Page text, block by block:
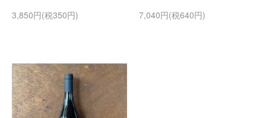
3,850円(税350円)
7,040円(税640円)